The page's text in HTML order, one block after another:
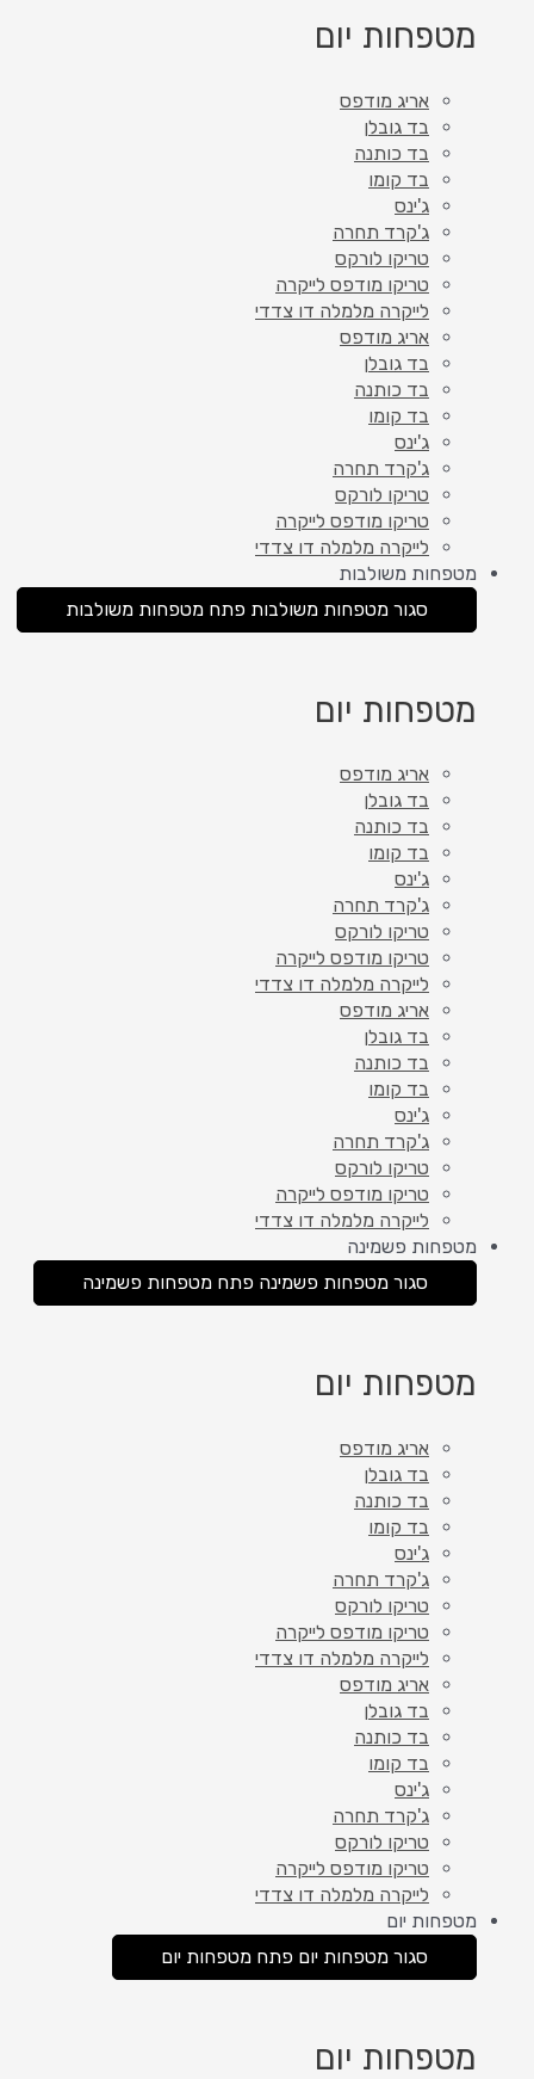
מטפחות יום
אריג מודפס
בד גובלן
בד כותנה
בד קומו
ג'ינס
ג'קרד תחרה
טריקו לורקס
טריקו מודפס לייקרה
לייקרה מלמלה דו צדדי
אריג מודפס
בד גובלן
בד כותנה
בד קומו
ג'ינס
ג'קרד תחרה
טריקו לורקס
טריקו מודפס לייקרה
לייקרה מלמלה דו צדדי
מטפחות משולבות
סגור מטפחות משולבות פתח מטפחות משולבות
מטפחות יום
אריג מודפס
בד גובלן
בד כותנה
בד קומו
ג'ינס
ג'קרד תחרה
טריקו לורקס
טריקו מודפס לייקרה
לייקרה מלמלה דו צדדי
אריג מודפס
בד גובלן
בד כותנה
בד קומו
ג'ינס
ג'קרד תחרה
טריקו לורקס
טריקו מודפס לייקרה
לייקרה מלמלה דו צדדי
מטפחות פשמינה
סגור מטפחות פשמינה פתח מטפחות פשמינה
מטפחות יום
אריג מודפס
בד גובלן
בד כותנה
בד קומו
ג'ינס
ג'קרד תחרה
טריקו לורקס
טריקו מודפס לייקרה
לייקרה מלמלה דו צדדי
אריג מודפס
בד גובלן
בד כותנה
בד קומו
ג'ינס
ג'קרד תחרה
טריקו לורקס
טריקו מודפס לייקרה
לייקרה מלמלה דו צדדי
מטפחות יום
סגור מטפחות יום פתח מטפחות יום
מטפחות יום